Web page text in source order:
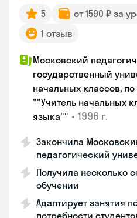
5 от 1590 ₽ за
1 отзыв
Московский
государственный
начальных классов,
""Учитель начальных
языка"" • 1996 г.
Закончила
педагогический
Получила несколько
обучении
Адаптирует занятия
потребности